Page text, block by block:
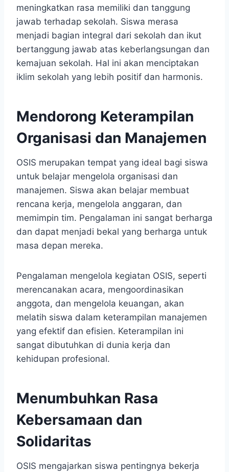
meningkatkan rasa memiliki dan tanggung
jawab terhadap sekolah. Siswa merasa
menjadi bagian integral dari sekolah dan ikut
bertanggung jawab atas keberlangsungan dan
kemajuan sekolah. Hal ini akan menciptakan
iklim sekolah yang lebih positif dan harmonis.
Mendorong Keterampilan
Organisasi dan Manajemen
OSIS merupakan tempat yang ideal bagi siswa
untuk belajar mengelola organisasi dan
manajemen. Siswa akan belajar membuat
rencana kerja, mengelola anggaran, dan
memimpin tim. Pengalaman ini sangat berharga
dan dapat menjadi bekal yang berharga untuk
masa depan mereka.
Pengalaman mengelola kegiatan OSIS, seperti
merencanakan acara, mengoordinasikan
anggota, dan mengelola keuangan, akan
melatih siswa dalam keterampilan manajemen
yang efektif dan efisien. Keterampilan ini
sangat dibutuhkan di dunia kerja dan
kehidupan profesional.
Menumbuhkan Rasa
Kebersamaan dan
Solidaritas
OSIS mengajarkan siswa pentingnya bekerja